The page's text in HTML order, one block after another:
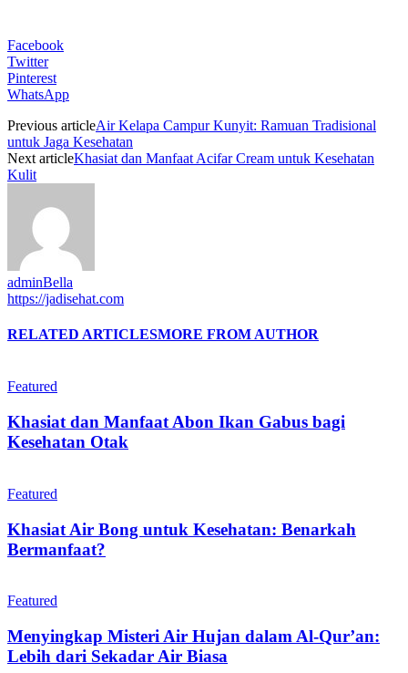
Facebook
Twitter
Pinterest
WhatsApp
Previous articleAir Kelapa Campur Kunyit: Ramuan Tradisional
untuk Jaga Kesehatan
Next articleKhasiat dan Manfaat Acifar Cream untuk Kesehatan
Kulit
adminBella
https://jadisehat.com
RELATED ARTICLESMORE FROM AUTHOR
Featured
Khasiat dan Manfaat Abon Ikan Gabus bagi
Kesehatan Otak
Featured
Khasiat Air Bong untuk Kesehatan: Benarkah
Bermanfaat?
Featured
Menyingkap Misteri Air Hujan dalam Al-Qur’an:
Lebih dari Sekadar Air Biasa